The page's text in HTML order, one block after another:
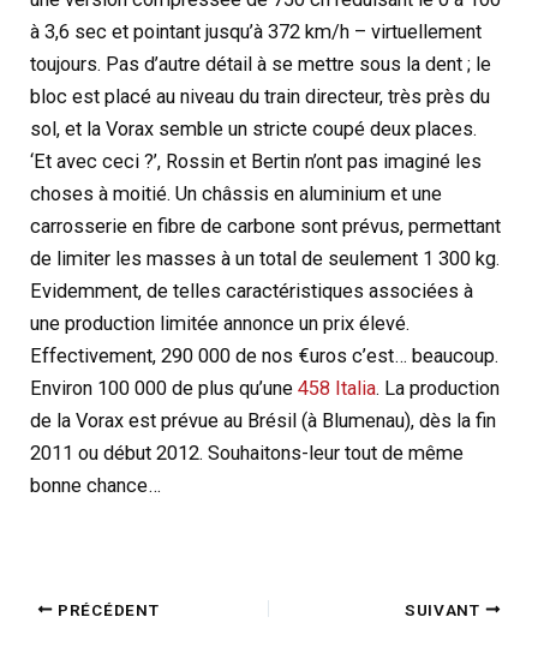
à 3,6 sec et pointant jusqu’à 372 km/h – virtuellement
toujours. Pas d’autre détail à se mettre sous la dent ; le
bloc est placé au niveau du train directeur, très près du
sol, et la Vorax semble un stricte coupé deux places.
‘Et avec ceci ?’, Rossin et Bertin n’ont pas imaginé les
choses à moitié. Un châssis en aluminium et une
carrosserie en fibre de carbone sont prévus, permettant
de limiter les masses à un total de seulement 1 300 kg.
Evidemment, de telles caractéristiques associées à
une production limitée annonce un prix élevé.
Effectivement, 290 000 de nos €uros c’est… beaucoup.
Environ 100 000 de plus qu’une458 Italia. La production
de la Vorax est prévue au Brésil (à Blumenau), dès la fin
2011 ou début 2012. Souhaitons-leur tout de même
bonne chance…
PRÉCÉDENT SUIVANT